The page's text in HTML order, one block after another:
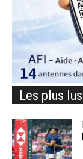
Les plus lus